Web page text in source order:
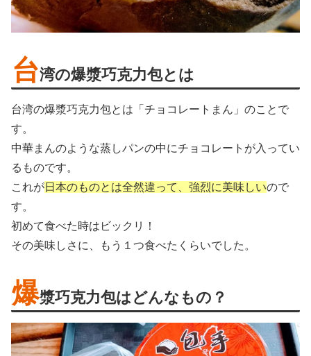
台湾の爆漿巧克力包とは
台湾の爆漿巧克力包とは「チョコレートまん」のことで
す。
中華まんのような蒸しパンの中にチョコレートが入ってい
るものです。
これが日本のものとは全然違って、強烈に美味しいので
す。
初めて食べた時はビックリ！
その美味しさに、もう１つ食べたくらいでした。
爆漿巧克力包はどんなもの？